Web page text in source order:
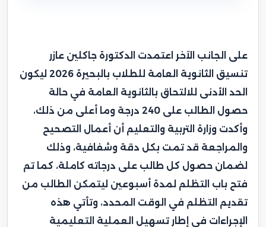
على الجانب الآخر اعتمدت الدكتورة جاكلين عازر
تنسيق الثانوية العامة للطلاب بالبحيرة 2026 ليكون
الحد الأدنى للالتحاق بالثانوية العامة في حالة
حصول الطالب على 240 درجة وما أعلى من ذلك،
وأكدت وزارة التربية والتعليم أن أعمال التصحيح
والمراجعة قد تمت بكل دقة وشفافية، وذلك
لضمان حصول كل طالب على درجاته كاملة، كما تم
فتح باب التظلم لمدة أسبوعين ليتمكن الطالب من
تقديم التظلم في الوقت المحدد، وتأتي هذه
الإجراءات في إطار تسهيل العملية التعليمية